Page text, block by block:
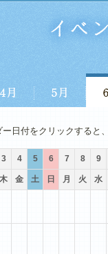
ー日付をクリックすると
3 4 5 6 7 8 9
木 金 土 日 月 火 水